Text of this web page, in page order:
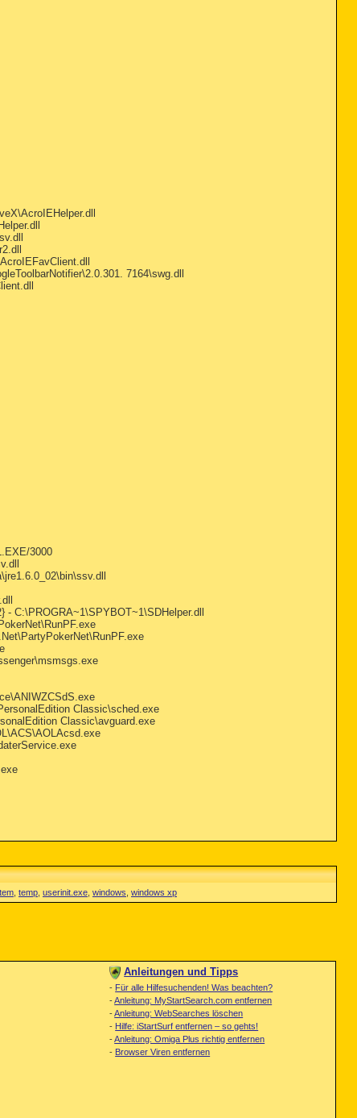
7164\swg.dll
3000
C:\PROGRA~1\SPYBOT~1\SDHelper.dll
Classic\sched.exe
Classic\avguard.exe
temp userinit.exe windows windows xp
Anleitungen und Tipps
- Für alle Hilfesuchenden! Was beachten?
-Anleitung: MyStartSearch.com entfernen
-Anleitung: WebSearches löschen
- Hilfe: iStartSurf entfernen – so gehts!
-Anleitung: Omiga Plus richtig entfernen
- Browser Viren entfernen